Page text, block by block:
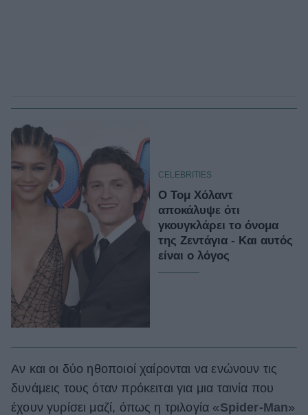
CELEBRITIES
O Τομ Χόλαντ
αποκάλυψε ότι
γκουγκλάρει το όνομα
της Ζεντάγια - Και αυτός
είναι ο λόγος
Αν και οι δύο ηθοποιοί χαίρονται να ενώνουν τις
δυνάμεις τους όταν πρόκειται για μια ταινία που
έχουν γυρίσει μαζί, όπως η τριλογία «Spider-Man»